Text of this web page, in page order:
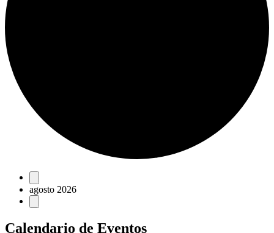
Eventos
agosto 2026
Calendario de Eventos